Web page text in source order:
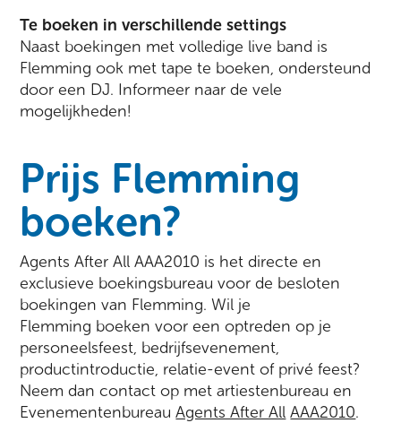
Te boeken in verschillende settings
Naast boekingen met volledige live band is
Flemming ook met tape te boeken, ondersteund
door een DJ. Informeer naar de vele
mogelijkheden!
Prijs Flemming
boeken?
Agents After All AAA2010 is het directe en
exclusieve boekingsbureau voor de besloten
boekingen van Flemming. Wil je
Flemming boeken voor een optreden op je
personeelsfeest, bedrijfsevenement,
productintroductie, relatie-event of privé feest?
Neem dan contact op met artiestenbureau en
EvenementenbureauAgents After All AAA2010.